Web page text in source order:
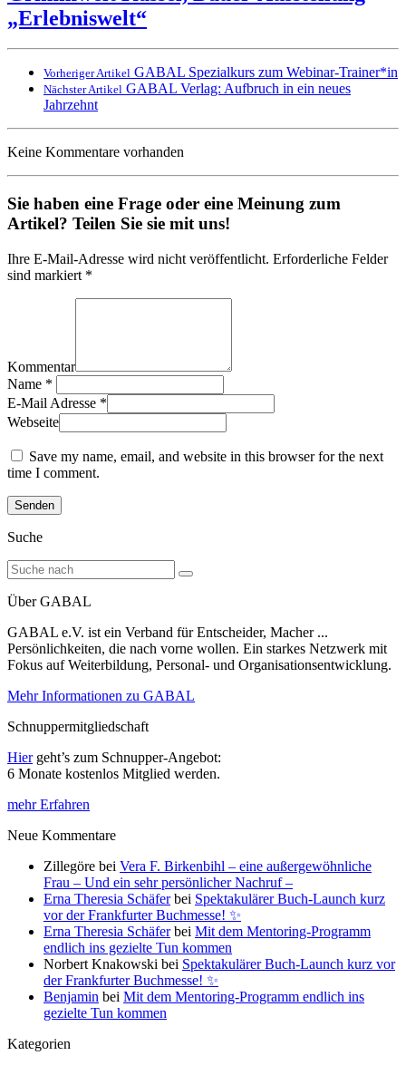
„Erlebniswelt“
Vorheriger Artikel GABAL Spezialkurs zum Webinar-Trainer*in
Nächster Artikel GABAL Verlag: Aufbruch in ein neues
Jahrzehnt
Keine Kommentare vorhanden
Sie haben eine Frage oder eine Meinung zum
Artikel? Teilen Sie sie mit uns!
Ihre E-Mail-Adresse wird nicht veröffentlicht. Erforderliche Felder
sind markiert *
Kommentar
Name *
E-Mail Adresse *
Webseite
Save my name, email, and website in this browser for the next
time I comment.
Suche
Über GABAL
GABAL e.V. ist ein Verband für Entscheider, Macher ...
Persönlichkeiten, die nach vorne wollen. Ein starkes Netzwerk mit
Fokus auf Weiterbildung, Personal- und Organisationsentwicklung.
Mehr Informationen zu GABAL
Schnuppermitgliedschaft
Hiergeht’s zum Schnupper-Angebot:
6 Monate kostenlos Mitglied werden.
mehr Erfahren
Neue Kommentare
Zillegöre bei Vera F. Birkenbihl – eine außergewöhnliche
Frau – Und ein sehr persönlicher Nachruf –
Erna Theresia Schäferbei Spektakulärer Buch-Launch kurz
vor der Frankfurter Buchmesse! ✨
Erna Theresia Schäferbei Mit dem Mentoring-Programm
endlich ins gezielte Tun kommen
Norbert Knakowski bei Spektakulärer Buch-Launch kurz vor
der Frankfurter Buchmesse! ✨
Benjamin bei Mit dem Mentoring-Programm endlich ins
gezielte Tun kommen
Kategorien